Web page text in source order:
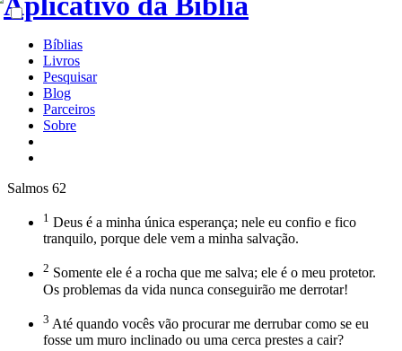
Bíblias
Livros
Pesquisar
Blog
Parceiros
Sobre
Salmos 62
1 Deus é a minha única esperança; nele eu confio e fico
tranquilo, porque dele vem a minha salvação.
2 Somente ele é a rocha que me salva; ele é o meu protetor.
Os problemas da vida nunca conseguirão me derrotar!
3 Até quando vocês vão procurar me derrubar como se eu
fosse um muro inclinado ou uma cerca prestes a cair?